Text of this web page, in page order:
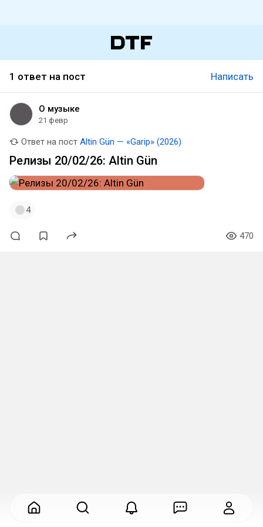
1 ответ на пост Написать
О музыке
21 февр
Ответ на пост Altin Gün — «Garip» (2026)
Релизы 20/02/26: Altin Gün
4
470